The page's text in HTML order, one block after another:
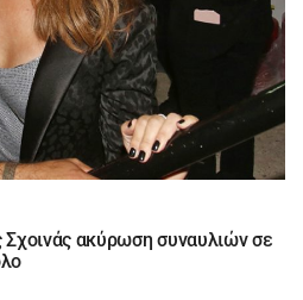
Σχοινάς ακύρωση συναυλιών σε